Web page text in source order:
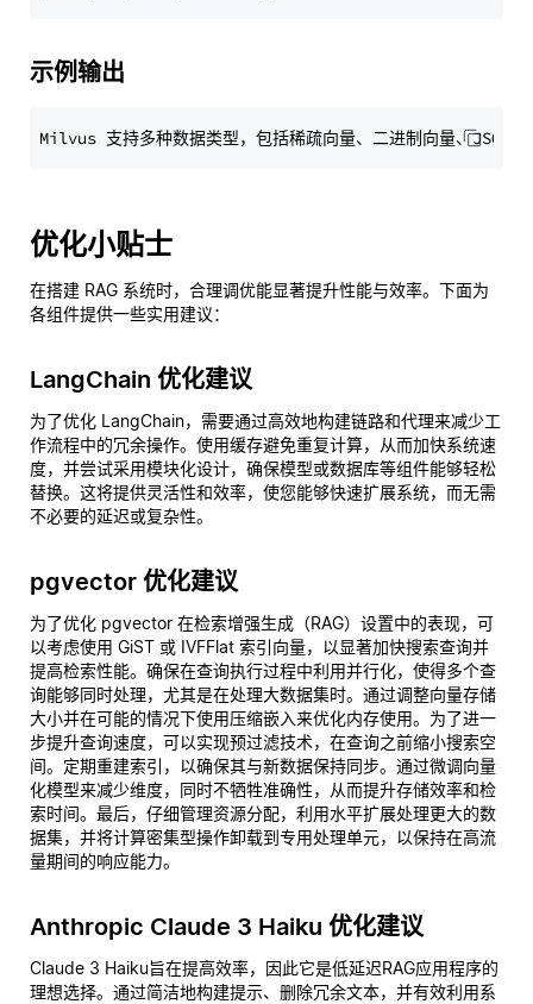
示例输出
优化小贴士
在搭建 RAG 系统时，合理调优能显著提升性能与效率。下面为
各组件提供一些实用建议：
LangChain 优化建议
为了优化 LangChain，需要通过高效地构建链路和代理来减少工
作流程中的冗余操作。使用缓存避免重复计算，从而加快系统速
度，并尝试采用模块化设计，确保模型或数据库等组件能够轻松
替换。这将提供灵活性和效率，使您能够快速扩展系统，而无需
不必要的延迟或复杂性。
pgvector 优化建议
为了优化 pgvector 在检索增强生成（RAG）设置中的表现，可
以考虑使用 GiST 或 IVFFlat 索引向量，以显著加快搜索查询并
提高检索性能。确保在查询执行过程中利用并行化，使得多个查
询能够同时处理，尤其是在处理大数据集时。通过调整向量存储
大小并在可能的情况下使用压缩嵌入来优化内存使用。为了进一
步提升查询速度，可以实现预过滤技术，在查询之前缩小搜索空
间。定期重建索引，以确保其与新数据保持同步。通过微调向量
化模型来减少维度，同时不牺牲准确性，从而提升存储效率和检
索时间。最后，仔细管理资源分配，利用水平扩展处理更大的数
据集，并将计算密集型操作卸载到专用处理单元，以保持在高流
量期间的响应能力。
Anthropic Claude 3 Haiku 优化建议
Claude 3 Haiku旨在提高效率，因此它是低延迟RAG应用程序的
理想选择。通过简洁地构建提示、删除冗余文本，并有效利用系